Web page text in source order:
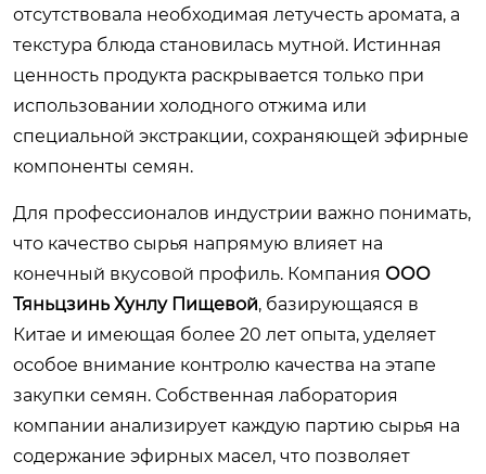
отсутствовала необходимая летучесть аромата, а
текстура блюда становилась мутной. Истинная
ценность продукта раскрывается только при
использовании холодного отжима или
специальной экстракции, сохраняющей эфирные
компоненты семян.
Для профессионалов индустрии важно понимать,
что качество сырья напрямую влияет на
конечный вкусовой профиль. Компания ООО
Тяньцзинь Хунлу Пищевой, базирующаяся в
Китае и имеющая более 20 лет опыта, уделяет
особое внимание контролю качества на этапе
закупки семян. Собственная лаборатория
компании анализирует каждую партию сырья на
содержание эфирных масел, что позволяет